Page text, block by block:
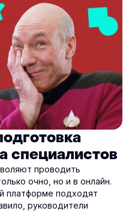
специалистов
проводить
очно, но и в онлайн.
платформе подходят
руководители